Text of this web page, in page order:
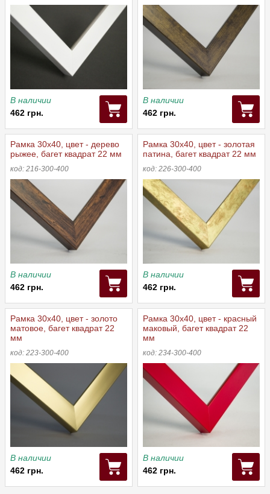
В наличии
462 грн.
В наличии
462 грн.
Рамка 30x40, цвет - дерево
рыжее, багет квадрат 22 мм
код: 216-300-400
В наличии
462 грн.
Рамка 30x40, цвет - золотая
патина, багет квадрат 22 мм
код: 226-300-400
В наличии
462 грн.
Рамка 30x40, цвет - золото
матовое, багет квадрат 22
мм
код: 223-300-400
В наличии
462 грн.
Рамка 30x40, цвет - красный
маковый, багет квадрат 22
мм
код: 234-300-400
В наличии
462 грн.